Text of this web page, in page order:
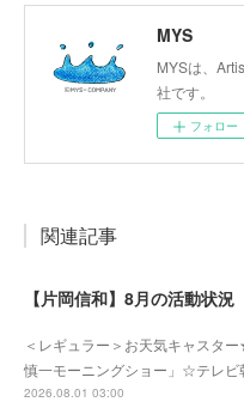
MYS
MYSは、
社です。
フォロー
関連記事
【片岡信和】8月の活動状況
＜レギュラー＞お天気キャスタ
慎一モーニングショー」☆テレビ
2026.08.01 03:00